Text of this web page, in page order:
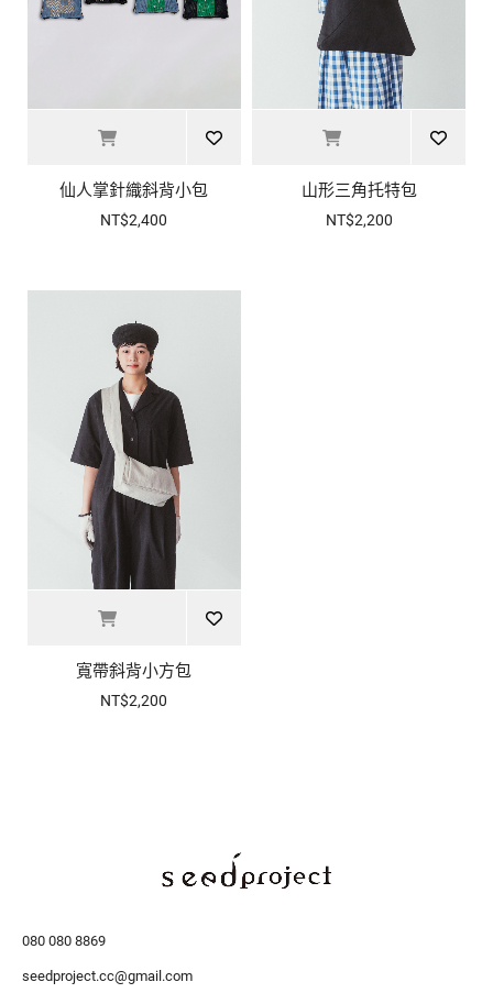
仙人掌針織斜背小包
NT$2,400
山形三角托特包
NT$2,200
寬帶斜背小方包
NT$2,200
080 080 8869
seedproject.cc@gmail.com